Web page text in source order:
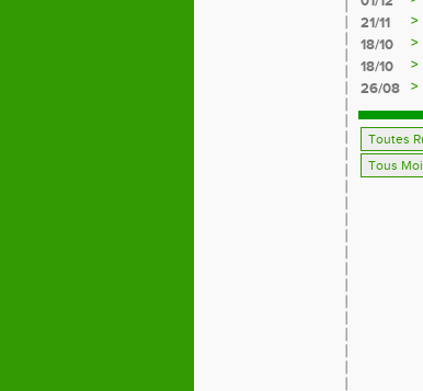
21/11
>
18/10
>
18/10
>
26/08
>